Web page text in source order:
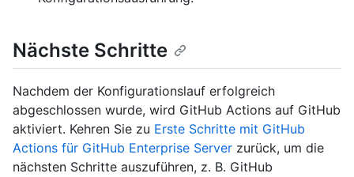
Nächste Schritte
Nachdem der Konfigurationslauf erfolgreich
abgeschlossen wurde, wird GitHub Actions auf GitHub
aktiviert. Kehren Sie zu Erste Schritte mit GitHub
Actions für GitHub Enterprise Server zurück, um die
nächsten Schritte auszuführen, z. B. GitHub